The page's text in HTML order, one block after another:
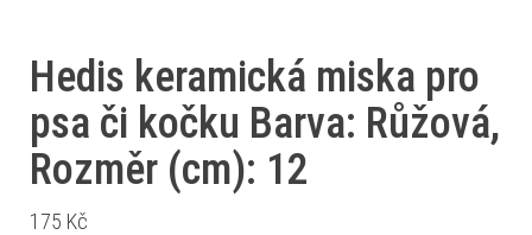
Hedis keramická miska pro
psa či kočku Barva: Růžová,
Rozměr (cm): 12
175 Kč